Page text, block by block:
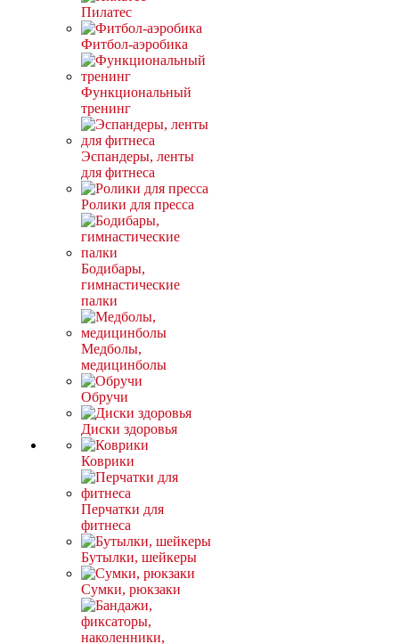
Пилатес
Фитбол-аэробика
Функциональный
тренинг
Эспандеры, ленты
для фитнеса
Ролики для пресса
Бодибары,
гимнастические
палки
Медболы,
медицинболы
Обручи
Диски здоровья
Коврики
Перчатки для
фитнеса
Бутылки, шейкеры
Сумки, рюкзаки